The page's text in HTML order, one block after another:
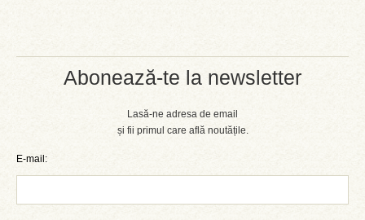
Abonează-te la newsletter
Lasă-ne adresa de email
și fii primul care află noutățile.
E-mail: